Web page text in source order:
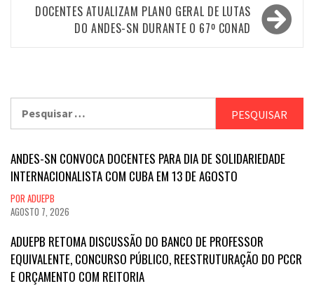
DOCENTES ATUALIZAM PLANO GERAL DE LUTAS
DO ANDES-SN DURANTE O 67º CONAD
por:
ANDES-SN CONVOCA DOCENTES PARA DIA DE SOLIDARIEDADE
INTERNACIONALISTA COM CUBA EM 13 DE AGOSTO
POR ADUEPB
AGOSTO 7, 2026
ADUEPB RETOMA DISCUSSÃO DO BANCO DE PROFESSOR
EQUIVALENTE, CONCURSO PÚBLICO, REESTRUTURAÇÃO DO PCCR
E ORÇAMENTO COM REITORIA